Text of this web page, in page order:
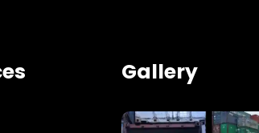
Gallery